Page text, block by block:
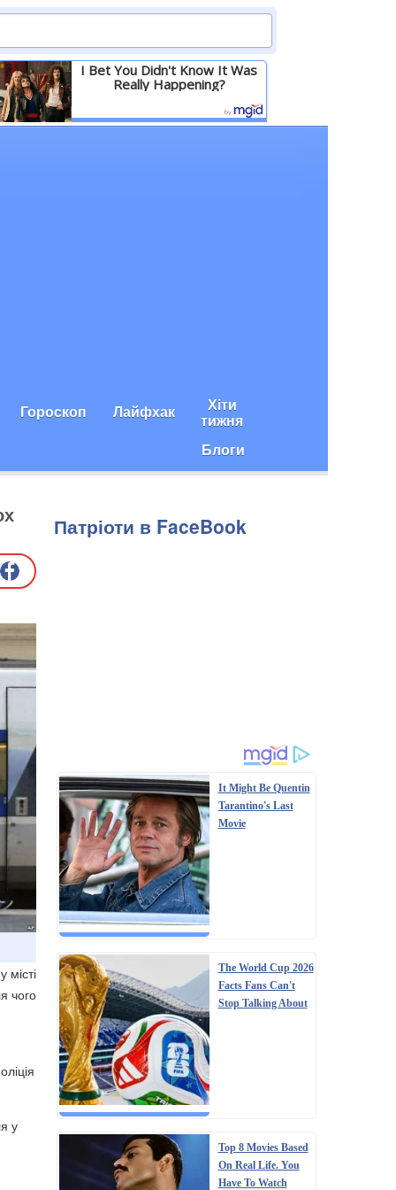
I Bet You Didn't Know It Was
Really Happening?
Детальніше
Гороскоп Лайфхак Хіти
тижня
Блоги
чого
у
Патріоти в FaceBook
It Might Be Quentin
Tarantino's Last
Movie
The World Cup 2026
Facts Fans Can't
Stop Talking About
Top 8 Movies Based
On Real Life. You
Have To Watch